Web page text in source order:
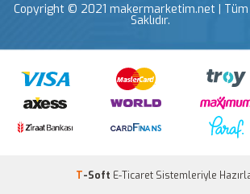
Copyright © 2021 makermarketim.net | Tüm
Saklıdır.
T-Soft E-Ticaret Sistemleriyle